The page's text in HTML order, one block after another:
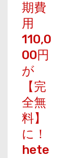
期費
用
110,0
00円
が
【完
全無
料】
に！
hete